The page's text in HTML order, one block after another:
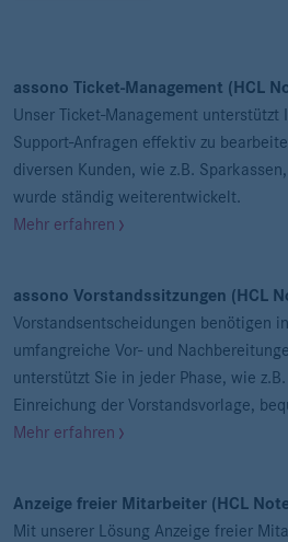
assono Ticket-Management (HCL
Unser Ticket-Management unterstützt
Support-Anfragen effektiv zu
diversen Kunden, wie z.B.
wurde ständig weiterentwickelt.
Mehr erfahren
assono Vorstandssitzungen (HCL
Vorstandsentscheidungen benötigen
umfangreiche Vor- und
unterstützt Sie in jeder Phase, wie
Einreichung der Vorstandsvorlage,
Mehr erfahren
Anzeige freier Mitarbeiter (HCL
Mit unserer Lösung Anzeige freier